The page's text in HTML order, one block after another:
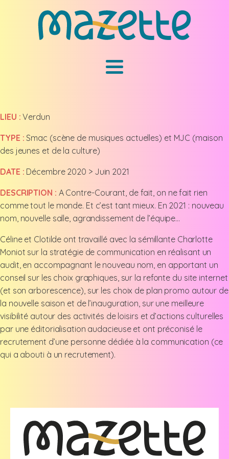
LIEU : Verdun
TYPE : Smac (scène de musiques actuelles) et MJC (maison
des jeunes et de la culture)
DATE : Décembre 2020 > Juin 2021
DESCRIPTION : A Contre-Courant, de fait, on ne fait rien
comme tout le monde. Et c’est tant mieux. En 2021 : nouveau
nom, nouvelle salle, agrandissement de l’équipe…
Céline et Clotilde ont travaillé avec la sémillante Charlotte
Moniot sur la stratégie de communication en réalisant un
audit, en accompagnant le nouveau nom, en apportant un
conseil sur les choix graphiques, sur la refonte du site internet
(et son arborescence), sur les choix de plan promo autour de
la nouvelle saison et de l’inauguration, sur une meilleure
visibilité autour des activités de loisirs et d’actions culturelles
par une éditorialisation audacieuse et ont préconisé le
recrutement d’une personne dédiée à la communication (ce
qui a abouti à un recrutement).